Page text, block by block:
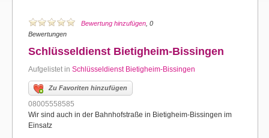
Bewertung hinzufügen , 0
Bewertungen
Schlüsseldienst Bietigheim-Bissingen
Aufgelistet in Schlüsseldienst Bietigheim-Bissingen
Zu Favoriten hinzufügen
08005558585
Wir sind auch in der Bahnhofstraße in Bietigheim-Bissingen im
Einsatz